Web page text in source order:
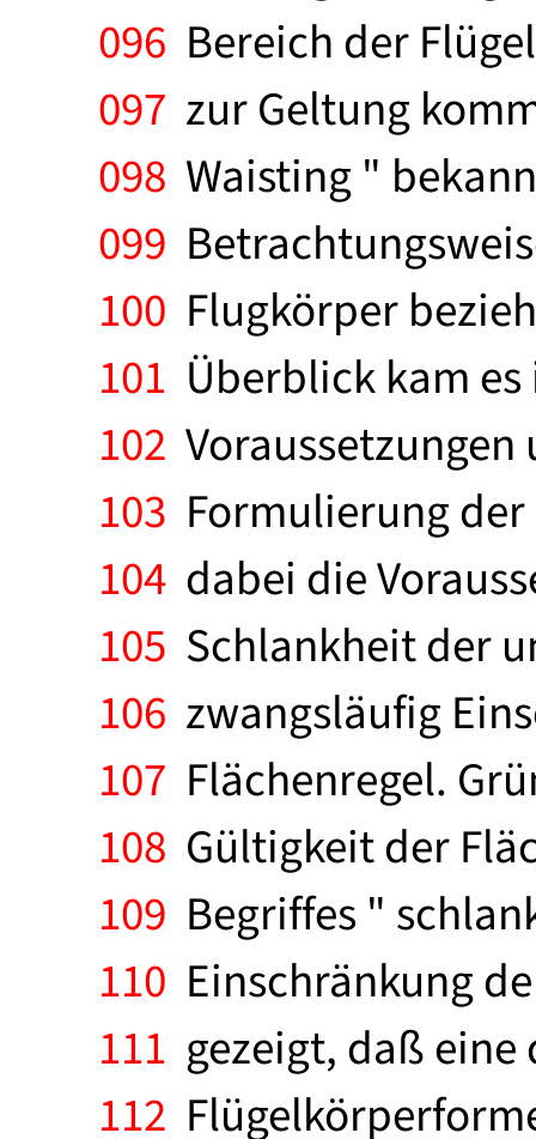
096 Bereich der
097 zur Geltung
098 Waisting "
099
100 Flugkörper
101 Überblick kam
102
103 Formulierung
104 dabei die
105 Schlankheit der
106 zwangsläufig
107 Flächenregel.
108 Gültigkeit der
109 Begriffes "
110 Einschränkung
111 gezeigt, daß
112